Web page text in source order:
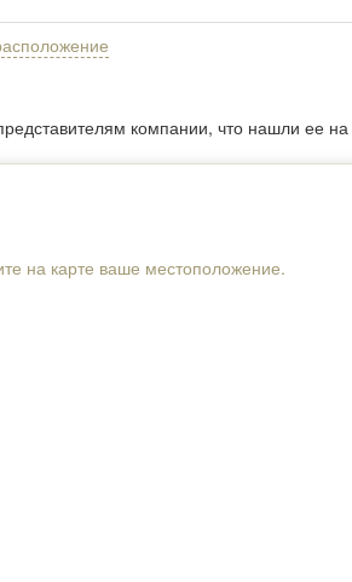
компании, что нашли ее на
на карте ваше местоположение.